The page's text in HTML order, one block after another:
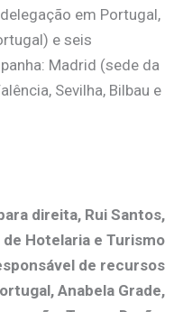
em Portugal,
e seis
Madrid (sede da
Sevilha, Bilbau e
direita, Rui Santos,
Hotelaria e Turismo
de recursos
Anabela Grade,